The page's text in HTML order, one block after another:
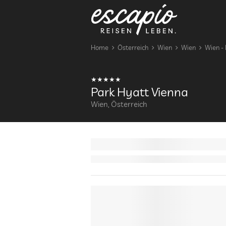
Home Österreich Wien Wien Wien -
Park Hyatt Vienna
Wien, Österreich